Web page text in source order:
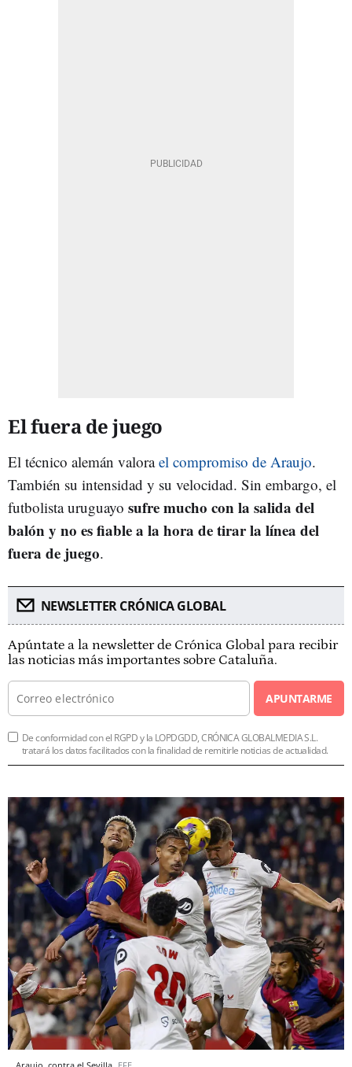
El fuera de juego
El técnico alemán valorael compromiso de Araujo.
También su intensidad y su velocidad. Sin embargo, el
futbolista uruguayo sufre mucho con la salida del
balón y no es fiable a la hora de tirar la línea del
fuera de juego.
NEWSLETTER CRÓNICA GLOBAL
Apúntate a la newsletter de Crónica Global para recibir
las noticias más importantes sobre Cataluña.
APUNTARME
De conformidad con el RGPD y la LOPDGDD, CRÓNICA GLOBALMEDIA S.L.
tratará los datos facilitados con la finalidad de remitirle noticias de actualidad.